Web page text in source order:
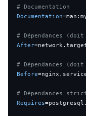
# Documentation
Documentation
# Dépendances
After
# Dépendances
Before
# Dépendances
Requires